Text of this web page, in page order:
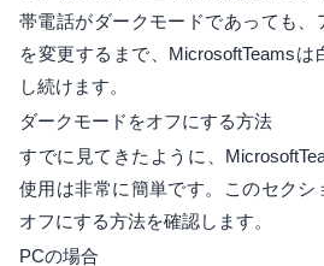
帯電話がダークモードであっても、
を変更するまで、MicrosoftTeams
し続けます。
ダークモードをオフにする方法
すでに見てきたように、
使用は非常に簡単です。このセクシ
オフにする方法を確認します。
PCの場合